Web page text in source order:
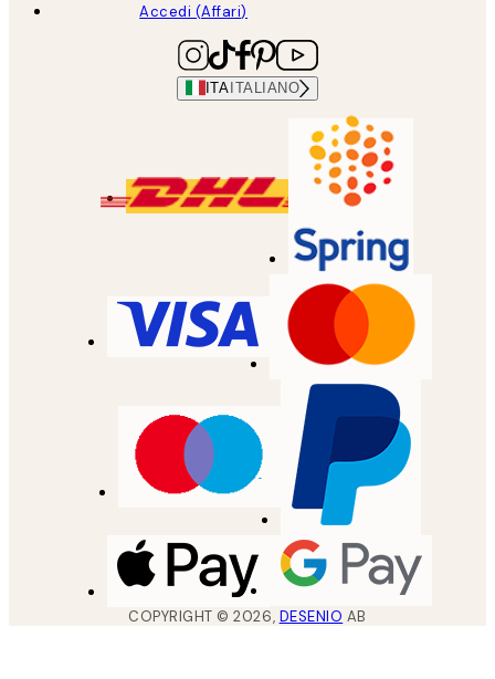
Accedi (Affari)
ITA ITALIANO
COPYRIGHT ©2026, DESENIO AB